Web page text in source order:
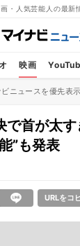
・人気芸能人の最新
映画
ニュースを優先表
で首が太す
”も発表
URLをコ